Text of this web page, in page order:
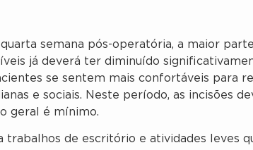
semana pós-operatória, a maior
já deverá ter diminuído
se sentem mais confortáveis para
e sociais. Neste período, as incisões
geral é mínimo.
trabalhos de escritório e atividades leves